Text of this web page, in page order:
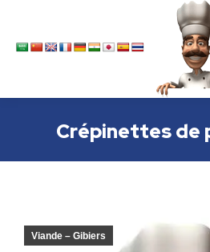
Crépinettes de
Viande – Gibiers